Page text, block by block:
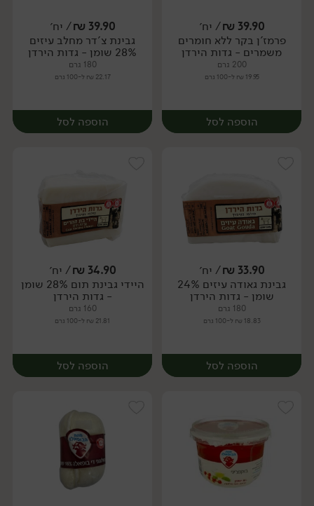
יח׳ יח׳
39.90
₪/ יח׳
פרמז'ן בקר ללא חומרים
משמרים - גדות הירדן
200 גרם
19.95 ₪ ל-100 גרם
הוספה לסל
יח׳
39.90
₪/ יח׳
גבינת צ'דר מחלב עיזים
28% שומן - גדות הירדן
180 גרם
22.17 ₪ ל-100 גרם
הוספה לסל
יח׳
33.90
₪/ יח׳
גבינת גאודה עיזים 24%
שומן - גדות הירדן
180 גרם
18.83 ₪ ל-100 גרם
הוספה לסל
34.90
₪/ יח׳
היידי גבינת תום 28% שומן
- גדות הירדן
160 גרם
21.81 ₪ ל-100 גרם
הוספה לסל